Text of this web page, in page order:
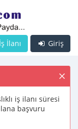
Giriş
İlanı
iş ilanı süresi
başvuru